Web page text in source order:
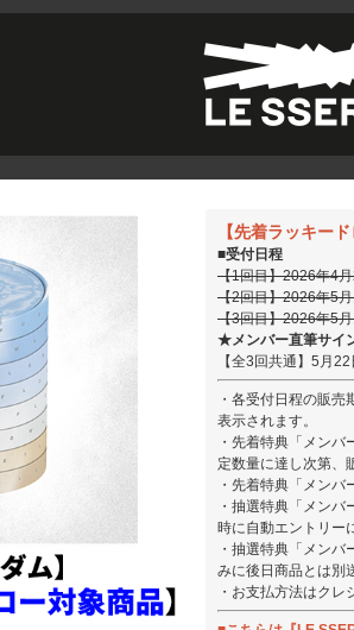
【先着ラッキー
■受付日程
【1回目】2026年4
【2回目】2026年5
【3回目】2026年5
★メンバー直筆サイ
【全3回共通】5月
・各受付日程の販
表示されます。
・先着特典「メン
定数量に達し次第、
・先着特典「メンバ
・抽選特典「メン
時に自動エントリー
・抽選特典「メン
みに後日商品とは別
・お支払方法はクレ